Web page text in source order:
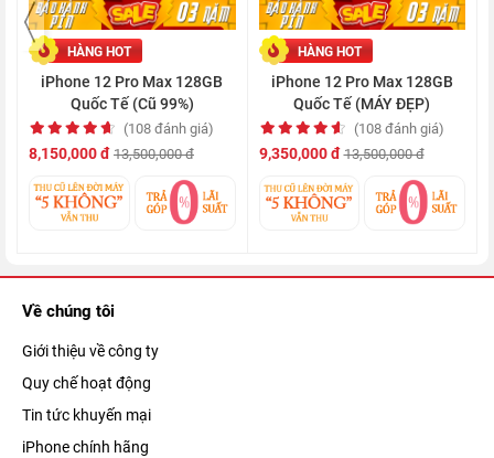
Ấn tượng ban đầu về chiếc smartphonenày là phong cách thiết
kế vuông vức và mạnh mẽ, với các cạnh được vát phẳng. Đây
là lối thiết kế từng thấy trên các mẫu iPhone 4 và iPhone 5
trước đây. Khung viền của thiết bị được hoàn thiện bằng thép
HÀNG HOT
iPhone 12 Pro Max 128GB
Quốc Tế (Cũ 99%)
(108 đánh giá)
8,150,000 đ 13,500,000 đ
HÀNG HOT
iPhone 12 Pro Max 128GB
Quốc Tế (MÁY ĐẸP)
(108 đánh giá)
9,350,000 đ 13,500,000 đ
Về chúng tôi
Giới thiệu về công ty
Quy chế hoạt động
Tin tức khuyến mại
iPhone chính hãng